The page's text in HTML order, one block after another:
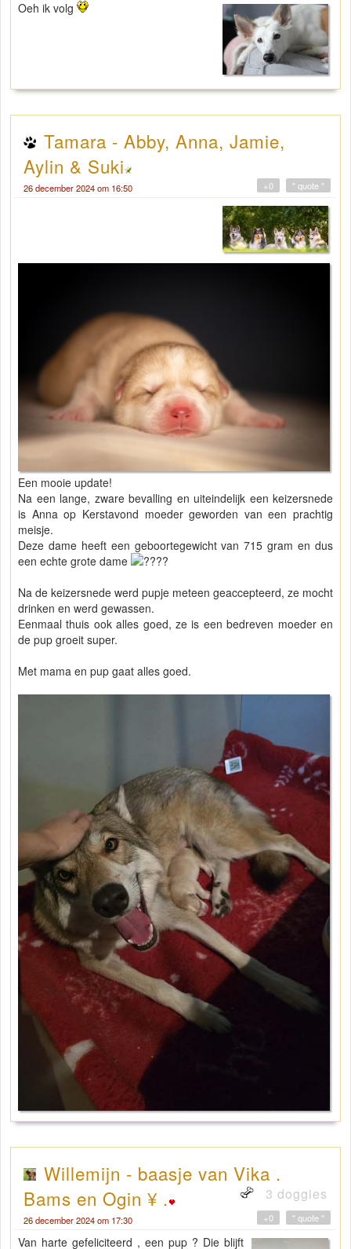
Oeh ik volg
Tamara - Abby, Anna, Jamie,
Aylin & Suki
26 december 2024 om 16:50 " quote "
+0
Een mooie update!
Na een lange, zware bevalling en uiteindelijk een keizersnede
is Anna op Kerstavond moeder geworden van een prachtig
meisje.
Deze dame heeft een geboortegewicht van 715 gram en dus
een echte grote dame
Na de keizersnede werd pupje meteen geaccepteerd, ze mocht
drinken en werd gewassen.
Eenmaal thuis ook alles goed, ze is een bedreven moeder en
de pup groeit super.
Met mama en pup gaat alles goed.
Willemijn - baasje van Vika .
Bams en Ogin ¥ .
3 doggies
26 december 2024 om 17:30 " quote "
+0
Van harte gefeliciteerd , een pup ? Die blijft